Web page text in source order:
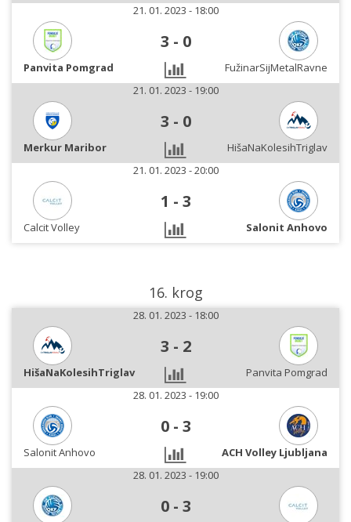
21. 01. 2023 - 18:00
3 - 0
Panvita Pomgrad
FužinarSijMetalRavne
21. 01. 2023 - 19:00
3 - 0
Merkur Maribor
HišaNaKolesihTriglav
21. 01. 2023 - 20:00
1 - 3
Calcit Volley Salonit Anhovo
16. krog
28. 01. 2023 - 18:00
3 - 2
HišaNaKolesihTriglav
Panvita Pomgrad
28. 01. 2023 - 19:00
0 - 3
Salonit Anhovo
ACH Volley Ljubljana
28. 01. 2023 - 19:00
0 - 3